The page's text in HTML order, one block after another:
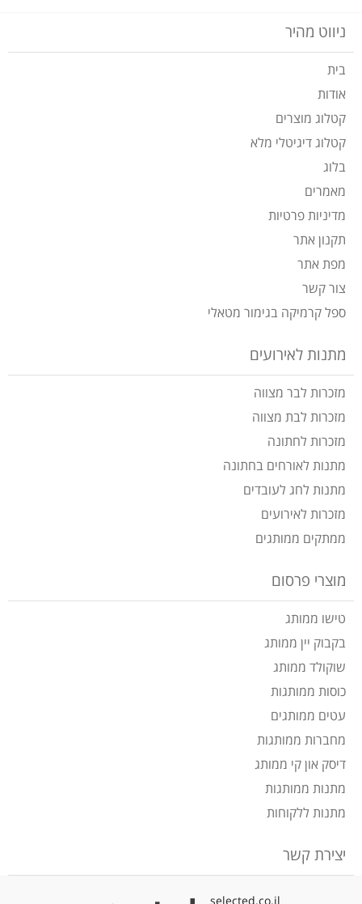
ניווט מהיר
בית
אודות
קטלוג מוצרים
קטלוג דיגיטלי מלא
בלוג
מאמרים
מדיניות פרטיות
תקנון אתר
מפת אתר
צור קשר
ספל קרמיקה בגימור מטאלי
מתנות לאירועים
מזכרות לבר מצווה
מזכרות לבת מצווה
מזכרות לחתונה
מתנות לאורחים בחתונה
מתנות לחג לעובדים
מזכרות לאירועים
ממתקים ממותגים
מוצרי פרסום
טישו ממותג
בקבוק יין ממותג
שוקולד ממותג
כוסות ממותגות
עטים ממותגים
מחברות ממותגות
דיסק און קי ממותג
מתנות ממותגות
מתנות ללקוחות
יצירת קשר
selected.co.il